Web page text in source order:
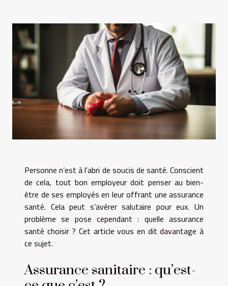
Personne n’est à l’abri de soucis de santé. Conscient
de cela, tout bon employeur doit penser au bien-
être de ses employés en leur offrant une assurance
santé. Cela peut s’avérer salutaire pour eux. Un
problème se pose cependant : quelle assurance
santé choisir ? Cet article vous en dit davantage à
ce sujet.
Assurance sanitaire : qu’est-